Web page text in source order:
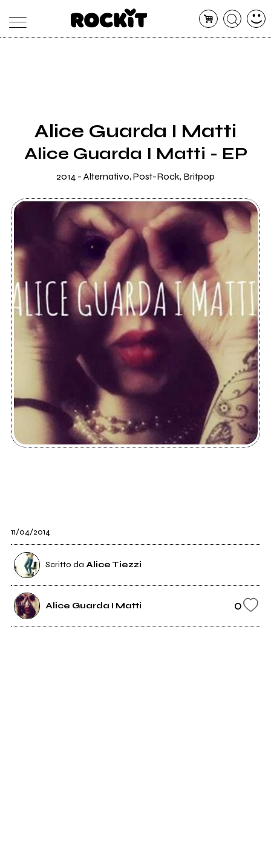
SHOP
RADIO
Alice Guarda I Matti
Alice Guarda I Matti - EP
2014 - Alternativo, Post-Rock, Britpop
11/04/2014
Scritto da Alice Tiezzi
Alice Guarda I Matti 0